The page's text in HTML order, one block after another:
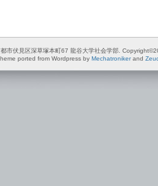
都市伏見区深草塚本町67 龍谷大学社会学部.
ported from Wordpress by Mechatronikerand